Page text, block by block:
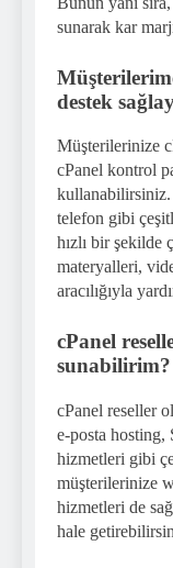
sunarak kar
destek
Müşterilerinize
cPanel kontrol
kullanabilirsiniz.
telefon gibi
hızlı bir
materyalleri,
aracılığıyla
cPanel
sunabilirim?
cPanel reseller
e-posta hosting,
hizmetleri gibi
müşterilerinize
hizmetleri de
hale